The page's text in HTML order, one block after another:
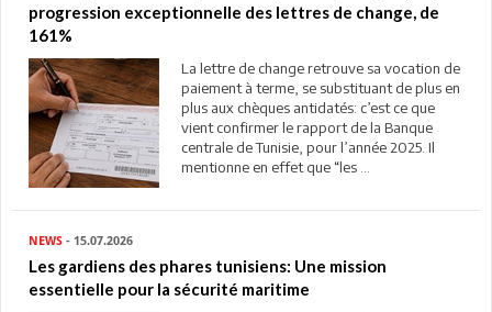
progression exceptionnelle des lettres de change, de
161%
La lettre de change retrouve sa vocation de
paiement à terme, se substituant de plus en
plus aux chèques antidatés: c’est ce que
vient confirmer le rapport de la Banque
centrale de Tunisie, pour l’année 2025. Il
mentionne en effet que “les ...
NEWS - 15.07.2026
Les gardiens des phares tunisiens: Une mission
essentielle pour la sécurité maritime